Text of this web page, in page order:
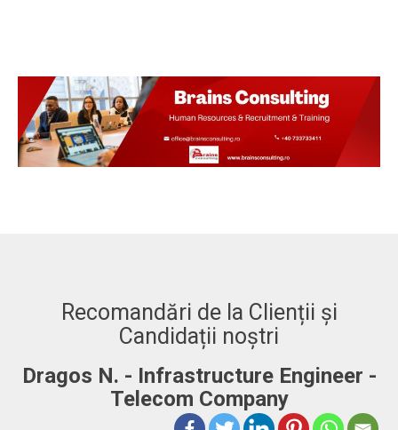
Recomandări de la Clienții și
Candidații noștri
Dragos N. - Infrastructure Engineer -
Telecom Company